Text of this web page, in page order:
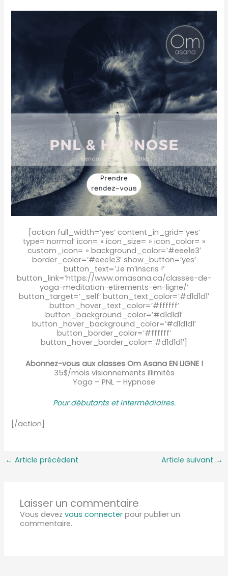
[action full_width=’yes’ content_in_grid=’yes’
type=’normal’ icon= » icon_size= » icon_color= »
custom_icon= » background_color=’#eee1e3′
border_color=’#eee1e3′ show_button=’yes’
button_text=’Je m’inscris !’
button_link=’https://www.omasana.ca/classes-de-
yoga-meditation-etirements-en-ligne/’
button_target=’_self’ button_text_color=’#d1d1d1′
button_hover_text_color=’#ffffff’
button_background_color=’#d1d1d1′
button_hover_background_color=’#d1d1d1′
button_border_color=’#ffffff’
button_hover_border_color=’#d1d1d1′]
Abonnez-vous aux classes Om Asana EN LIGNE !
35$/mois visionnements illimités
Yoga – PNL – Hypnose
Pour débutants et intermédiaires.
[/action]
← Article précédent Article suivant →
Laisser un commentaire
Vous devezvous connecter pour publier un
commentaire.